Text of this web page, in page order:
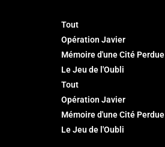
Tout
Opération Javier
Mémoire d'une Cité Perdue
Le Jeu de l'Oubli
Tout
Opération Javier
Mémoire d'une Cité Perdue
Le Jeu de l'Oubli